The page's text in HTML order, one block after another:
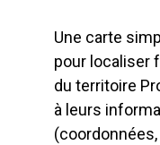
Une carte
pour localiser
du territoire
à leurs